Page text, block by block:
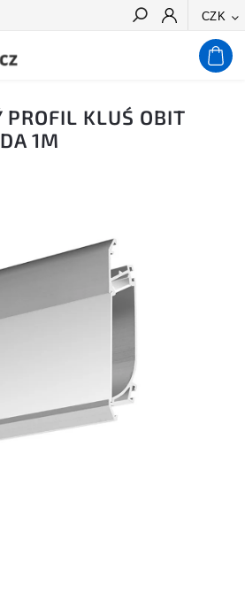
CZK
Hledat
PROFIL KLUŚ OBIT
1M